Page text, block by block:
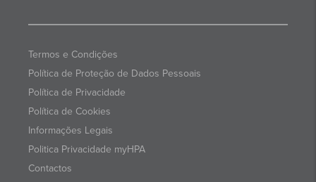
Termos e Condições
Política de Proteção de Dados Pessoais
Política de Privacidade
Política de Cookies
Informações Legais
Politica Privacidade myHPA
Contactos